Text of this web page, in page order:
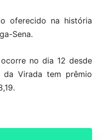
oferecido na história
Sena.
no dia 12 desde
Virada tem prêmio